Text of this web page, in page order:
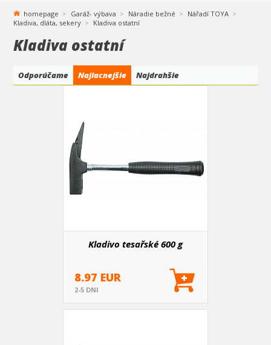
homepage Garáž- výbava Náradie bežné
Nářadí TOYA
Kladiva, dláta, sekery
Kladiva ostatní
Kladiva ostatní
Odporúčame Najlacnejšie Najdrahšie
Kladivo tesařské 600 g
8.97 EUR
2-5 DNI